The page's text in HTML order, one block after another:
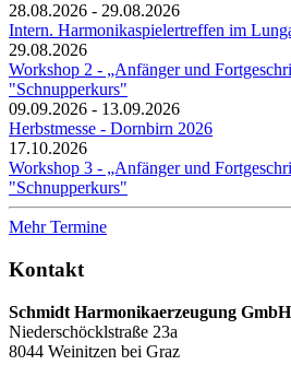
28.08.2026 - 29.08.2026
Intern. Harmonikaspielertreffen im
29.08.2026
Workshop 2 - „Anfänger und
"Schnupperkurs"
09.09.2026 - 13.09.2026
Herbstmesse - Dornbirn 2026
17.10.2026
Workshop 3 - „Anfänger und
"Schnupperkurs"
Mehr Termine
Kontakt
Schmidt Harmonikaerzeugung GmbH
Niederschöcklstraße 23a
8044 Weinitzen bei Graz